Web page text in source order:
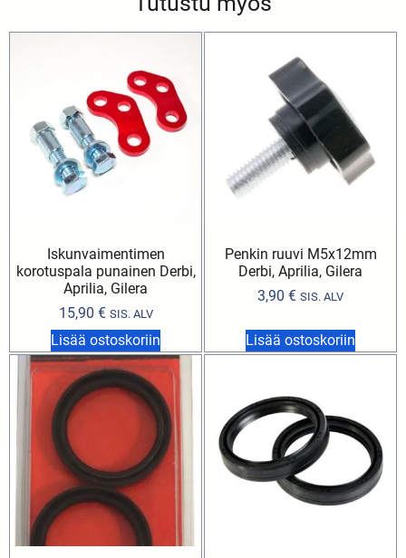
Iskunvaimentimen
korotuspala punainen Derbi,
Aprilia, Gilera
15,90 € SIS. ALV
Lisää ostoskoriin
Penkin ruuvi M5x12mm
Derbi, Aprilia, Gilera
3,90 € SIS. ALV
Lisää ostoskoriin